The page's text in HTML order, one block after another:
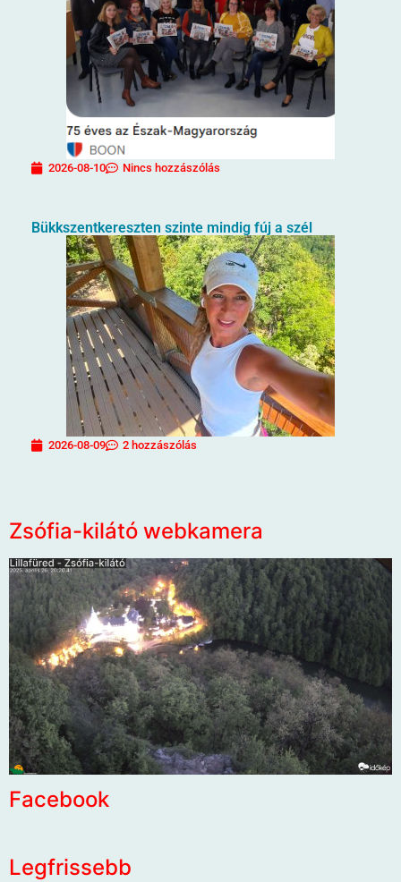
2026-08-10 Nincs hozzászólás
Bükkszentkereszten szinte mindig fúj a szél
2026-08-09 2 hozzászólás
Zsófia-kilátó webkamera
Facebook
Legfrissebb